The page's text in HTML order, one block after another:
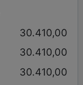
30.410,00
30.410,00
30.410,00